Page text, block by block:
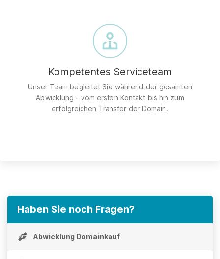
Kompetentes Serviceteam
Unser Team begleitet Sie während der gesamten
Abwicklung - vom ersten Kontakt bis hin zum
erfolgreichen Transfer der Domain.
Haben Sie noch Fragen?
Abwicklung Domainkauf